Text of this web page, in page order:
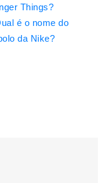
Things?
é o nome do
da Nike?